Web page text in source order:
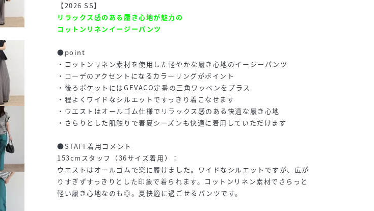
【2026 SS】
リラックス感のある履き心地が魅力の
コットンリネンイージーパンツ
●point
・コットンリネン素材を使用した軽やかな履き心地のイージーパンツ
・コーデのアクセントになるカラーリングがポイント
・後ろポケットにはGEVACO定番の三角ワッペンをプラス
・程よくワイドなシルエットですっきり着こなせます
・ウエストはオールゴム仕様でリラックス感のある快適な履き心地
・さらりとした肌触りで春夏シーズンも快適に着用していただけます
●STAFF着用コメント
153cmスタッフ（36サイズ着用）：
ウエストはオールゴムで楽に履けました。ワイドなシルエットですが、広が
りすぎずすっきりとした印象で着られます。コットンリネン素材でさらっと
軽い履き心地なのも◎。夏快適に過ごせるパンツです。